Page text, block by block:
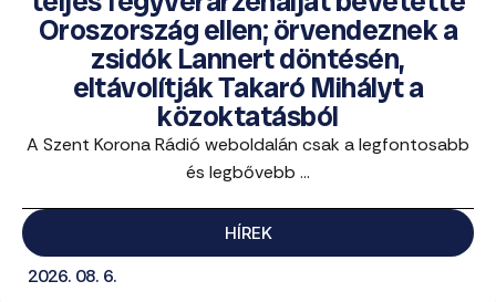
Oroszország ellen; örvendeznek a
zsidók Lannert döntésén,
eltávolítják Takaró Mihályt a
közoktatásból
A Szent Korona Rádió weboldalán csak a legfontosabb
és legbővebb ...
HÍREK
2026. 08. 6.